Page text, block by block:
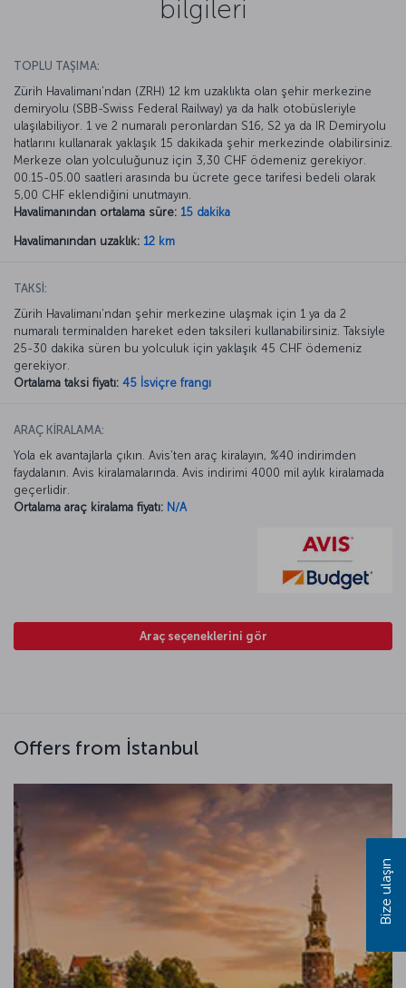
bilgileri
TOPLU TAŞIMA:
Zürih Havalimanı’ndan (ZRH) 12 km uzaklıkta olan şehir merkezine
demiryolu (SBB-Swiss Federal Railway) ya da halk otobüsleriyle
ulaşılabiliyor. 1 ve 2 numaralı peronlardan S16, S2 ya da IR Demiryolu
hatlarını kullanarak yaklaşık 15 dakikada şehir merkezinde olabilirsiniz.
Merkeze olan yolculuğunuz için 3,30 CHF ödemeniz gerekiyor.
00.15-05.00 saatleri arasında bu ücrete gece tarifesi bedeli olarak
5,00 CHF eklendiğini unutmayın.
Havalimanından ortalama süre: 15 dakika
Havalimanından uzaklık: 12 km
TAKSİ:
Zürih Havalimanı’ndan şehir merkezine ulaşmak için 1 ya da 2
numaralı terminalden hareket eden taksileri kullanabilirsiniz. Taksiyle
25-30 dakika süren bu yolculuk için yaklaşık 45 CHF ödemeniz
gerekiyor.
Ortalama taksi fiyatı: 45 İsviçre frangı
ARAÇ KİRALAMA:
Yola ek avantajlarla çıkın. Avis’ten araç kiralayın, %40 indirimden
faydalanın. Avis kiralamalarında. Avis indirimi 4000 mil aylık kiralamada
geçerlidir.
Ortalama araç kiralama fiyatı: N/A
Araç seçeneklerini gör
Offers from İstanbul
Bize ulaşın